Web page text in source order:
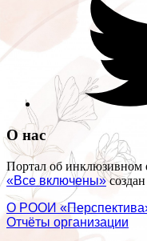
О нас
Портал об инклюзивном
«Все включены»создан
О РООИ
Отчёты организации